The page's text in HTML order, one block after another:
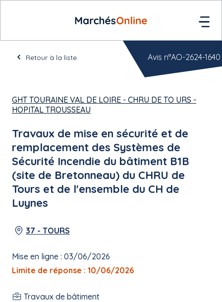
Retour à la liste
GHT TOURAINE VAL DE LOIRE - CHRU DE TO URS -
HOPITAL TROUSSEAU
Travaux de mise en sécurité et de
remplacement des Systèmes de
Sécurité Incendie du bâtiment B1B
(site de Bretonneau) du CHRU de
Tours et de l'ensemble du CH de
Luynes
37 - TOURS
Mise en ligne : 03/06/2026
Limite de réponse : 10/06/2026
Travaux de bâtiment
Avis n°AO-2624-1640